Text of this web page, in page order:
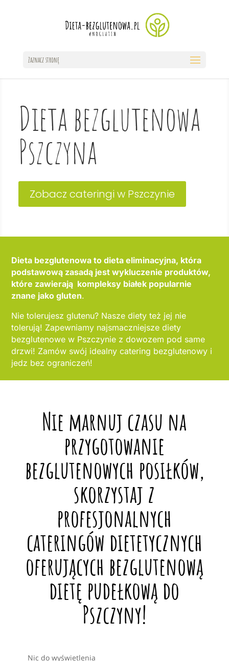
Zaznacz stronę
Dieta bezglutenowa
Pszczyna
Zobacz cateringi w Pszczynie
Dieta bezglutenowa to dieta eliminacyjna, która
podstawową zasadą jest wykluczenie produktów,
które zawierają kompleksy białek popularnie
znane jako gluten.
Nie tolerujesz glutenu? Nasze diety też jej nie
tolerują! Zapewniamy najsmaczniejsze diety
bezglutenowe w Pszczynie z dowozem pod same
drzwi! Zamów swój idealny catering bezglutenowy i
jedz bez ograniczeń!
Nie marnuj czasu na
przygotowanie
bezglutenowych posiłków,
skorzystaj z
profesjonalnych
cateringów dietetycznych
oferujących bezglutenową
dietę pudełkową do
Pszczyny!
Nic do wyświetlenia